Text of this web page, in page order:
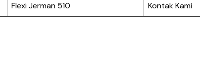
Flexi Jerman 510 Kontak Kami